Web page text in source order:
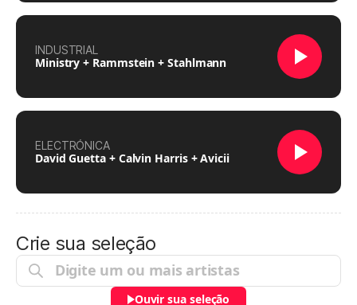
INDUSTRIAL
Ministry + Rammstein + Stahlmann
ELECTRÓNICA
David Guetta + Calvin Harris + Avicii
Crie sua seleção
Ouvir sua seleção